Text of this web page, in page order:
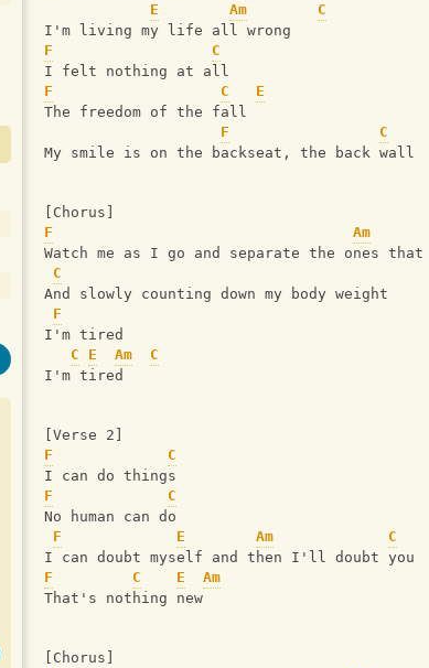
E
Am
C
I'm living my life all wrong
F
C
I felt nothing at all
F
C
E
The freedom of the fall
F
C
My smile is on the backseat, the back wall
[Chorus]
F
Am
Watch me as I go and separate the ones that
C
And slowly counting down my body weight
F
I'm tired
C
E Am
C
I'm tired
[Verse 2]
F
C
I can do things
F
C
No human can do
F
E Am
C
I can doubt myself and then I'll doubt you
F
C E
Am
That's nothing new
[Chorus]